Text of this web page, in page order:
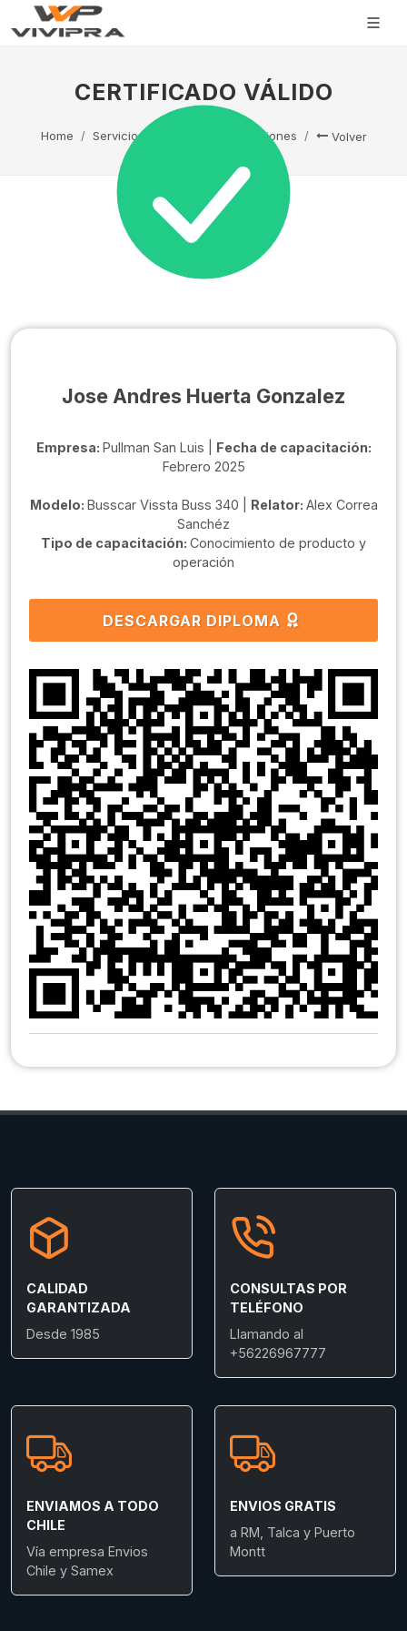
CERTIFICADO VÁLIDO
Home Servicio Técnico Capacitaciones Volver
Jose Andres Huerta Gonzalez
Empresa: Pullman San Luis | Fecha de capacitación:
Febrero 2025
Modelo: Busscar Vissta Buss 340 | Relator: Alex Correa
Sanchéz
Tipo de capacitación: Conocimiento de producto y
operación
DESCARGAR DIPLOMA
CALIDAD
GARANTIZADA
Desde 1985
CONSULTAS POR
TELÉFONO
Llamando al
+56226967777
ENVIAMOS A TODO
CHILE
Vía empresa Envios
Chile y Samex
ENVIOS GRATIS
a RM, Talca y Puerto
Montt